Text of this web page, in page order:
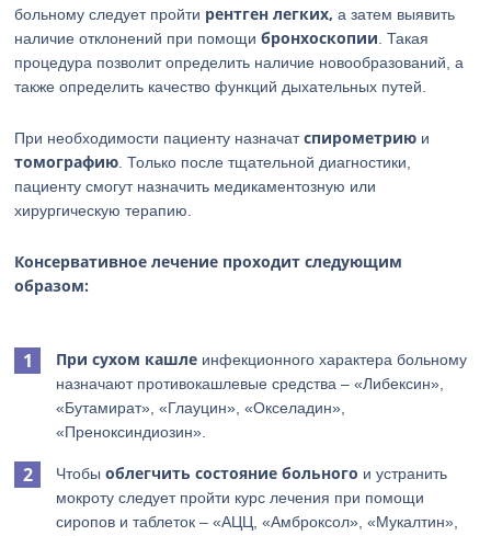
больному следует пройти рентген легких, а затем выявить
наличие отклонений при помощибронхоскопии . Такая
процедура позволит определить наличие новообразований, а
также определить качество функций дыхательных путей.
При необходимости пациенту назначатспирометрию и
томографию . Только после тщательной диагностики,
пациенту смогут назначить медикаментозную или
хирургическую терапию.
Консервативное лечение проходит следующим
образом:
При сухом кашле инфекционного характера больному
назначают противокашлевые средства – «Либексин»,
«Бутамират», «Глауцин», «Окселадин»,
«Преноксиндиозин».
Чтобыоблегчить состояние больного и устранить
мокроту следует пройти курс лечения при помощи
сиропов и таблеток – «АЦЦ, «Амброксол», «Мукалтин»,